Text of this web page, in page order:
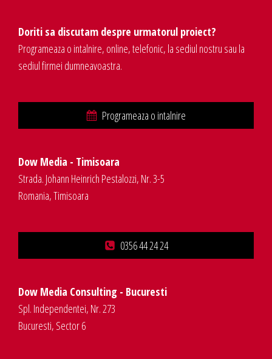
Doriti sa discutam despre urmatorul proiect?
Programeaza o intalnire, online, telefonic, la sediul nostru sau la
sediul firmei dumneavoastra.
Programeaza o intalnire
Dow Media - Timisoara
Strada. Johann Heinrich Pestalozzi, Nr. 3-5
Romania, Timisoara
0356 44 24 24
Dow Media Consulting - Bucuresti
Spl. Independentei, Nr. 273
Bucuresti, Sector 6